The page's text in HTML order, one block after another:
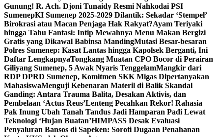
Gunung! R. Ach. Djoni Tunaidy Resmi Nahkodai PSI
SumenepKI Sumenep 2025-2029 Dilantik: Sekadar ‘Stempel’
Birokrasi atau Macan Penjaga Hak Rakyat?Ayam Teriyaki
hingga Tahu Fantasi: Intip Mewahnya Menu Makan Bergizi
Gratis yang Dikawal Babinsa MandingMutasi Besar-besaran
Polres Sumenep: Kasat Lantas hingga Kapolsek Berganti, Ini
Daftar LengkapnyaTongkang Muatan CPO Bocor di Perairan
Giliyang Sumenep, 5 Awak Nyaris TenggelamMangkir dari
RDP DPRD Sumenep, Komitmen SKK Migas Dipertanyakan
MahasiswaMenguji Kebenaran Materil di Balik Skandal
Ganding: Antara Trauma Balita, Desakan Aktivis, dan
Pembelaan ‘Actus Reus’Lenteng Pecahkan Rekor! Rahasia
Pak Inung Ubah Tanah Tandus Jadi Hamparan Padi Lewat
Teknologi ‘Hujan Buatan’HIMPASS Desak Evaluasi
Penyaluran Bansos di Sapeken: Soroti Dugaan Penahanan